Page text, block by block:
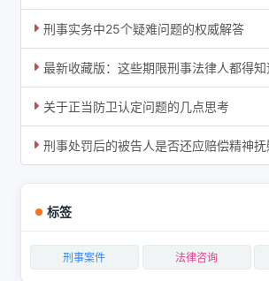
刑事实务中25个疑难问题的权威解答
最新收藏版：这些期限刑事法律人都得知
关于正当防卫认定问题的几点思考
刑事处罚后的被告人是否还应赔偿精神
标签
刑事案件 法律咨询